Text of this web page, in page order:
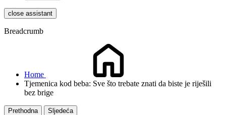
close assistant
Breadcrumb
Home
Tjemenica kod beba: Sve što trebate znati da biste je riješili
bez brige
Prethodna Sljedeća